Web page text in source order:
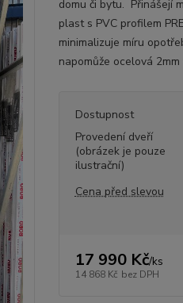
domu či bytu. Přinášejí
plast s PVC profilem
minimalizuje míru
napomůže ocelová 2mm
Dostupnost
Provedení dveří
(obrázek je pouze
ilustrační)
Cena před slevou
17 990 Kč/ks
14 868 Kč bez DPH